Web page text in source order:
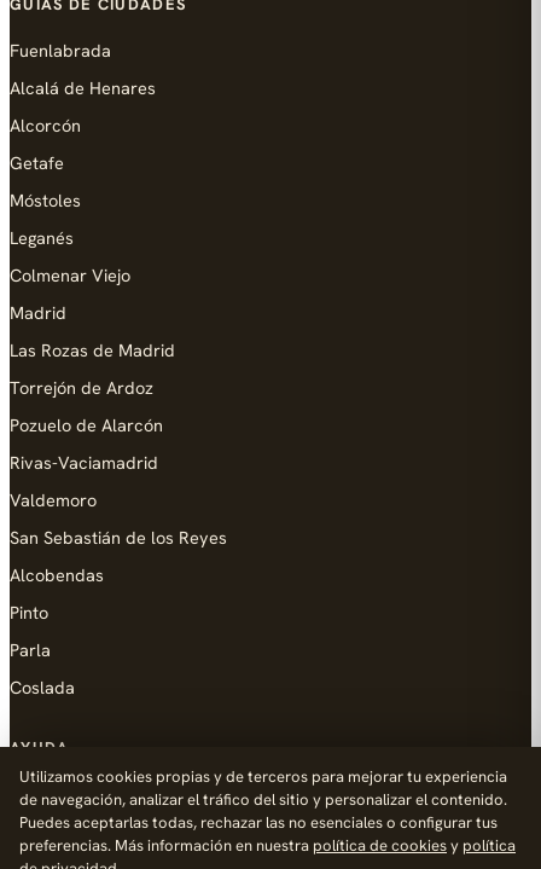
GUÍAS DE CIUDADES
Fuenlabrada
Alcalá de Henares
Alcorcón
Getafe
Móstoles
Leganés
Colmenar Viejo
Madrid
Las Rozas de Madrid
Torrejón de Ardoz
Pozuelo de Alarcón
Rivas-Vaciamadrid
Valdemoro
San Sebastián de los Reyes
Alcobendas
Pinto
Parla
Coslada
AYUDA
Añadir empresa
Contacto
Utilizamos cookies propias y de terceros para mejorar tu experiencia
de navegación, analizar el tráfico del sitio y personalizar el contenido.
Puedes aceptarlas todas, rechazar las no esenciales o configurar tus
preferencias. Más información en nuestra política de cookiesy política